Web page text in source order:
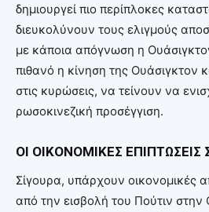
δημιουργεί πιο περίπλοκες
διευκολύνουν τους ελιγμούς
με κάποια απόγνωση η
πιθανό η κίνηση της Ουάσιγκτον
στις κυρώσεις, να τείνουν να
ρωσοκινεζική προσέγγιση.
ΟΙ ΟΙΚΟΝΟΜΙΚΕΣ ΕΠΙΠΤΩΣΕΙΣ
Σίγουρα, υπάρχουν οικονομικές
από την εισβολή του Πούτιν